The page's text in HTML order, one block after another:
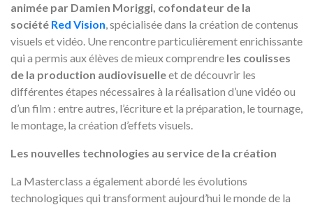
animée par Damien Moriggi, cofondateur de la
société Red Vision, spécialisée dans la création de contenus
visuels et vidéo. Une rencontre particulièrement enrichissante
qui a permis aux élèves de mieux comprendre les coulisses
de la production audiovisuelleet de découvrir les
différentes étapes nécessaires à la réalisation d’une vidéo ou
d’un film : entre autres, l’écriture et la préparation, le tournage,
le montage, la création d’effets visuels.
Les nouvelles technologies au service de la création
La Masterclass a également abordé les évolutions
technologiques qui transforment aujourd’hui le monde de la